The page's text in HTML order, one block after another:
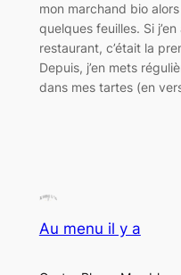
mon marchand bio
quelques feuilles. Si
restaurant, c’était la
Depuis, j’en mets
dans mes tartes (en
Au menu il y a